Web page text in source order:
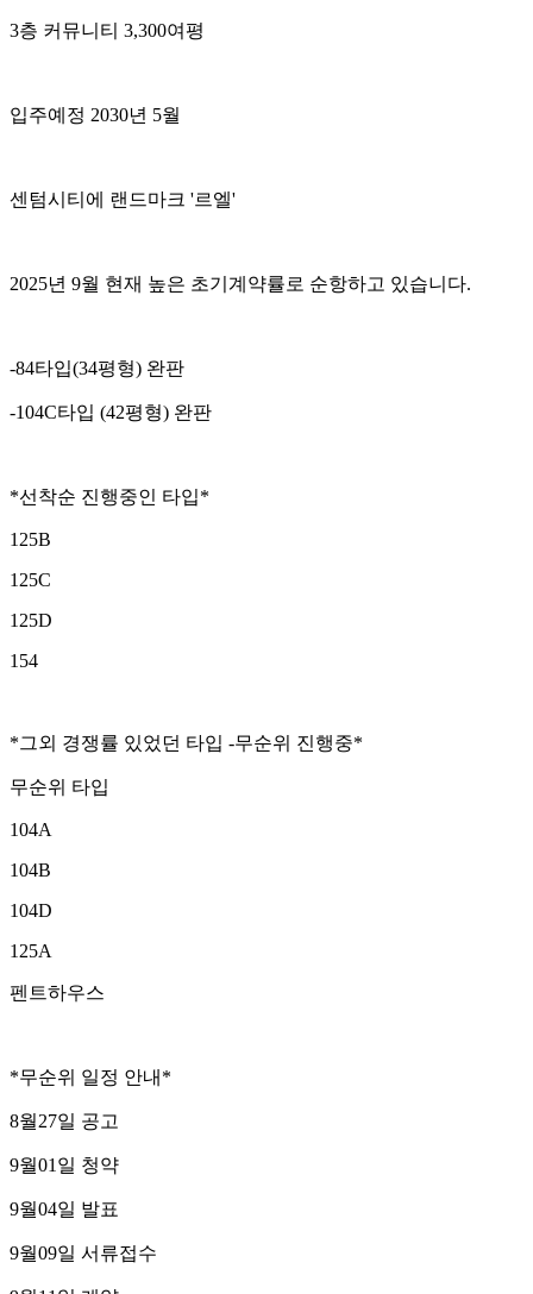
3층 커뮤니티 3,300여평
입주예정 2030년 5월
센텀시티에 랜드마크 '르엘'
2025년 9월 현재 높은 초기계약률로 순항하고 있습니다.
-84타입(34평형) 완판
-104C타입 (42평형) 완판
*선착순 진행중인 타입*
125B
125C
125D
154
*그외 경쟁률 있었던 타입 -무순위 진행중*
무순위 타입
104A
104B
104D
125A
펜트하우스
*무순위 일정 안내*
8월27일 공고
9월01일 청약
9월04일 발표
9월09일 서류접수